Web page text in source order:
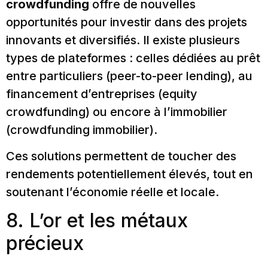
crowdfunding offre de nouvelles
opportunités pour investir dans des projets
innovants et diversifiés. Il existe plusieurs
types de plateformes : celles dédiées au prêt
entre particuliers (peer-to-peer lending), au
financement d’entreprises (equity
crowdfunding) ou encore à l’immobilier
(crowdfunding immobilier).
Ces solutions permettent de toucher des
rendements potentiellement élevés, tout en
soutenant l’économie réelle et locale.
8. L’or et les métaux
précieux